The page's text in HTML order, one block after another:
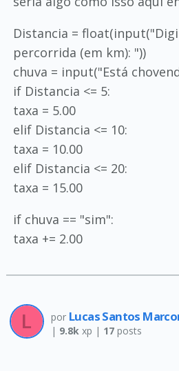
Distancia =
percorrida (em km): "))
chuva = input("Está
if Distancia <= 5:
taxa = 5.00
elif Distancia <= 10:
taxa = 10.00
elif Distancia <= 20:
taxa = 15.00
if chuva == "sim":
taxa += 2.00
por Lucas Santos
| 9.8kxp | 17posts